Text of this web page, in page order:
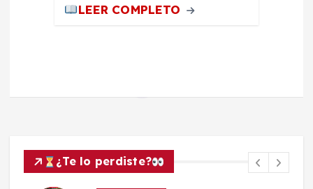
LEER COMPLETO
¿Te lo perdiste?